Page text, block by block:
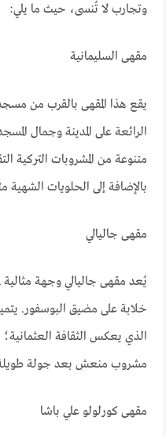
وتجارب لا تُنسى، حيث ما يلي:
مقهى السليمانية
يقع هذا المقهى بالقرب من مسجد
الرائعة على المدينة وجمال
متنوعة من المشروبات التركية
بالإضافة إلى الحلويات الشهية
مقهى جاليالي
يُعد مقهى جاليالي وجهة مثالية
خلابة على مضيق البوسفور.
الذي يعكس الثقافة
مشروب منعش بعد جولة طويلة
مقهى كورلولو علي باشا